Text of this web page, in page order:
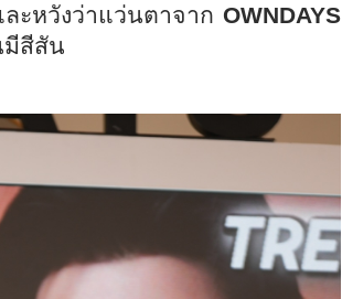
ะหวังว่าแว่นตาจาก OWNDAYS
มีสีสัน